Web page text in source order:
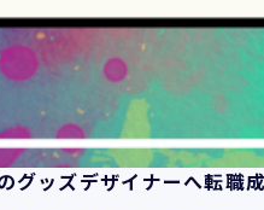
４．当社のサービスに関するご
５．当社、その他当社のサービ
６．当社がおすすめする商品・
７．当社とお客様の間での必要
８．当社のサービスに関する当
る対応のため
９．当社のサービスに関する規
グッズデザイナーへ転職